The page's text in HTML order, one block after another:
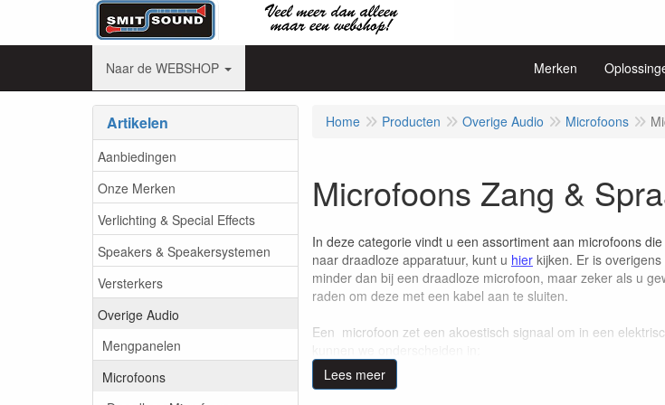
Naar de WEBSHOP Merken
Artikelen
Aanbiedingen
Onze Merken
Verlichting & Special Effects
Speakers & Speakersystemen
Versterkers
Overige Audio
Mengpanelen
Microfoons
Home Producten Overige Audio Microfoons
Microfoons Zang &
In deze categorie vindt u een assortiment aan microfoons
naar draadloze apparatuur, kunt u hier kijken. Er is
minder dan bij een draadloze microfoon, maar zeker als u
raden om deze met een kabel aan te sluiten.
Een microfoon zet een akoestisch signaal om in een
Dynamische microfoons: Door de toegepast
15KHz weer te geven. Grote geluidsdrukken (tot zo'n
Lees meer